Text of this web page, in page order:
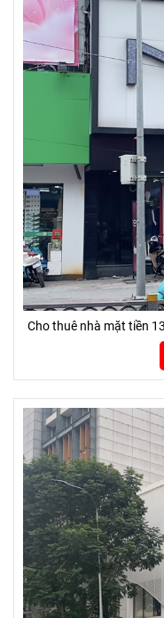
Cho thuê nhà mặt tiền